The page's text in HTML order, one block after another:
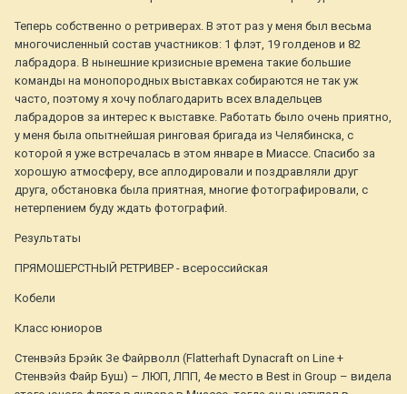
Теперь собственно о ретриверах. В этот раз у меня был весьма
многочисленный состав участников: 1 флэт, 19 голденов и 82
лабрадора. В нынешние кризисные времена такие большие
команды на монопородных выставках собираются не так уж
часто, поэтому я хочу поблагодарить всех владельцев
лабрадоров за интерес к выставке. Работать было очень приятно,
у меня была опытнейшая ринговая бригада из Челябинска, с
которой я уже встречалась в этом январе в Миассе. Спасибо за
хорошую атмосферу, все аплодировали и поздравляли друг
друга, обстановка была приятная, многие фотографировали, с
нетерпением буду ждать фотографий.
Результаты
ПРЯМОШЕРСТНЫЙ РЕТРИВЕР - всероссийская
Кобели
Класс юниоров
Стенвэйз Брэйк Зе Файрволл (Flatterhaft Dynacraft on Line +
Стенвэйз Файр Буш) – ЛЮП, ЛПП, 4е место в Best in Group – видела